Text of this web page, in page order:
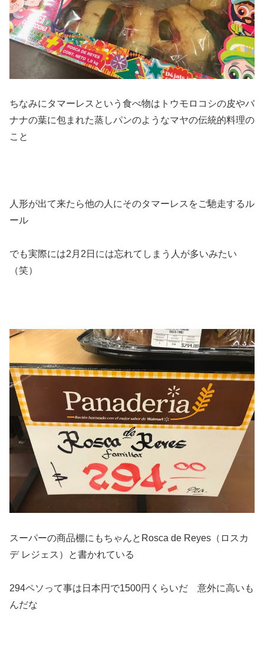
ちなみにタマーレスという食べ物はトウモロコシの皮やバ
ナナの葉に包まれた蒸しパンのようなマヤの伝統的料理の
こと
人形が出て来たら他の人にそのタマーレスをご馳走するル
ール
でも実際には2月2日には忘れてしまう人が多いみたい
（笑）
スーパーの商品棚にもちゃんとRosca de Reyes（ロスカ
デ レジェス）と書かれている
294ペソって事は日本円で1500円くらいだ 意外に高いも
んだな